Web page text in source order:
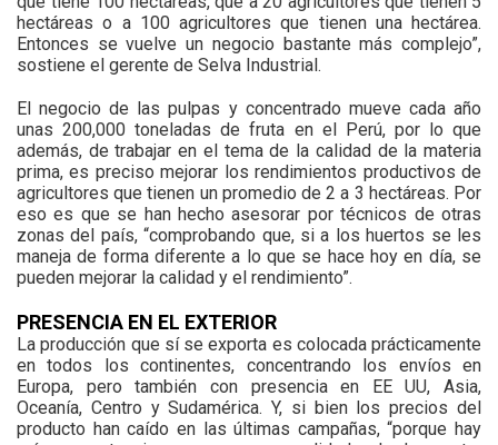
hectáreas o a 100 agricultores que tienen una hectárea.
Entonces se vuelve un negocio bastante más complejo”,
sostiene el gerente de Selva Industrial.
El negocio de las pulpas y concentrado mueve cada año
unas 200,000 toneladas de fruta en el Perú, por lo que
además, de trabajar en el tema de la calidad de la materia
prima, es preciso mejorar los rendimientos productivos de
agricultores que tienen un promedio de 2 a 3 hectáreas. Por
eso es que se han hecho asesorar por técnicos de otras
zonas del país, “comprobando que, si a los huertos se les
maneja de forma diferente a lo que se hace hoy en día, se
pueden mejorar la calidad y el rendimiento”.
PRESENCIA EN EL EXTERIOR
La producción que sí se exporta es colocada prácticamente
en todos los continentes, concentrando los envíos en
Europa, pero también con presencia en EE UU, Asia,
Oceanía, Centro y Sudamérica. Y, si bien los precios del
producto han caído en las últimas campañas, “porque hay